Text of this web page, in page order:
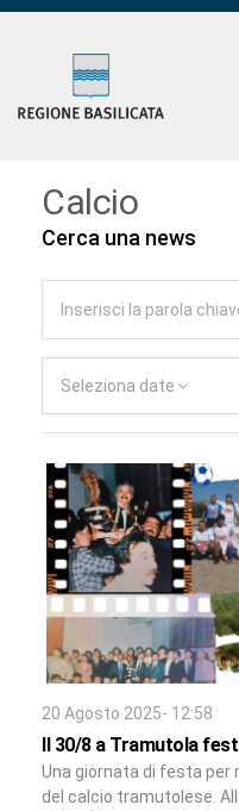
Calcio
Cerca una news
Seleziona date
20 Agosto 2025- 12:58
Il 30/8 a Tramutola
Una giornata di festa per
del calcio tramutolese.